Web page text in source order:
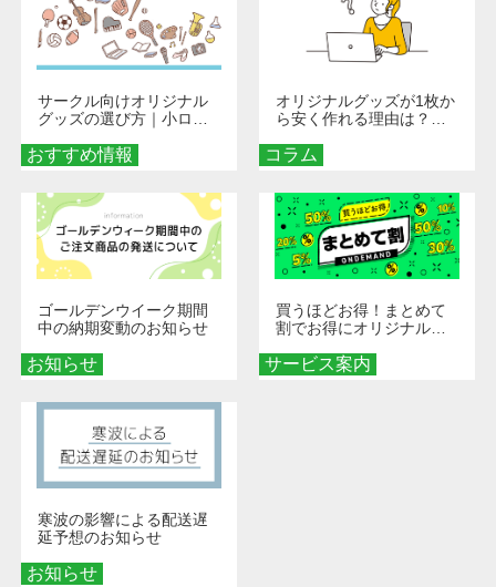
おすすめ情報
サークル向けオリジナル
グッズの選び方｜小ロッ
める秘訣
コラム
オリジナルグッズが1枚か
ら安く作れる理由は？オ
とメリットを解説
お知らせ
ゴールデンウイーク期間
中の納期変動のお知らせ
サービス案内
買うほどお得！まとめて
割でお得にオリジナルグ
お知らせ
寒波の影響による配送遅
延予想のお知らせ